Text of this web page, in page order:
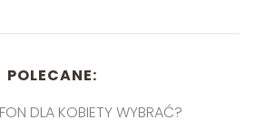
POLECANE:
DLA KOBIETY WYBRAĆ?